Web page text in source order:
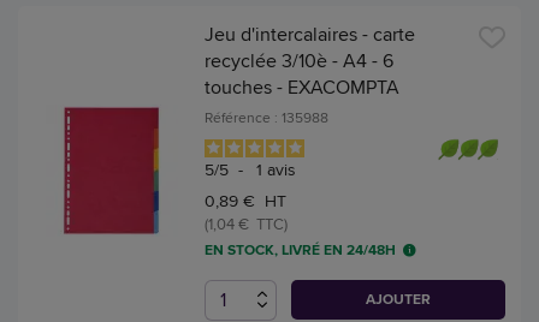
Jeu d'intercalaires - carte
recyclée 3/10è - A4 - 6
touches - EXACOMPTA
Référence : 135988
5/5 - 1 avis
0,89 € HT
(1,04 € TTC)
EN STOCK, LIVRÉ EN 24/48H
AJOUTER